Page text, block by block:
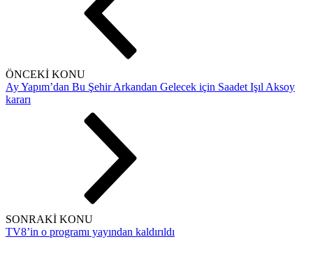
ÖNCEKİ KONU
Ay Yapım’dan Bu Şehir Arkandan Gelecek için Saadet Işıl Aksoy
kararı
SONRAKİ KONU
TV8’in o programı yayından kaldırıldı